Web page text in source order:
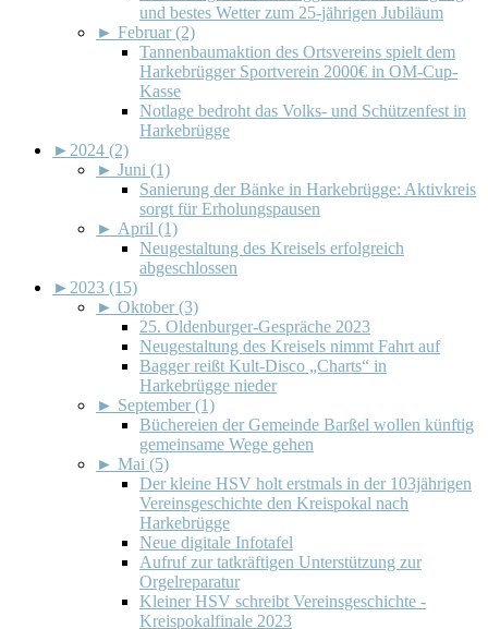
und bestes Wetter zum 25-jährigen Jubiläum
► Februar (2)
Tannenbaumaktion des Ortsvereins spielt dem
Harkebrügger Sportverein 2000€ in OM-Cup-
Kasse
Notlage bedroht das Volks- und Schützenfest in
Harkebrügge
► 2024 (2)
► Juni (1)
Sanierung der Bänke in Harkebrügge: Aktivkreis
sorgt für Erholungspausen
► April (1)
Neugestaltung des Kreisels erfolgreich
abgeschlossen
► 2023 (15)
► Oktober (3)
25. Oldenburger-Gespräche 2023
Neugestaltung des Kreisels nimmt Fahrt auf
Bagger reißt Kult-Disco „Charts“ in
Harkebrügge nieder
► September (1)
Büchereien der Gemeinde Barßel wollen künftig
gemeinsame Wege gehen
► Mai (5)
Der kleine HSV holt erstmals in der 103jährigen
Vereinsgeschichte den Kreispokal nach
Harkebrügge
Neue digitale Infotafel
Aufruf zur tatkräftigen Unterstützung zur
Orgelreparatur
Kleiner HSV schreibt Vereinsgeschichte -
Kreispokalfinale 2023